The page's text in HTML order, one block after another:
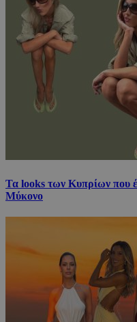
Τα looks των Κυπρίων που
Μύκονο